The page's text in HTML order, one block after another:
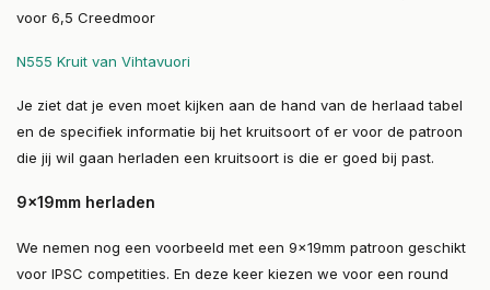
voor 6,5 Creedmoor
N555 Kruit van Vihtavuori
Je ziet dat je even moet kijken aan de hand van de herlaad tabel
en de specifiek informatie bij het kruitsoort of er voor de patroon
die jij wil gaan herladen een kruitsoort is die er goed bij past.
9x19mm herladen
We nemen nog een voorbeeld met een 9x19mm patroon geschikt
voor IPSC competities. En deze keer kiezen we voor een round